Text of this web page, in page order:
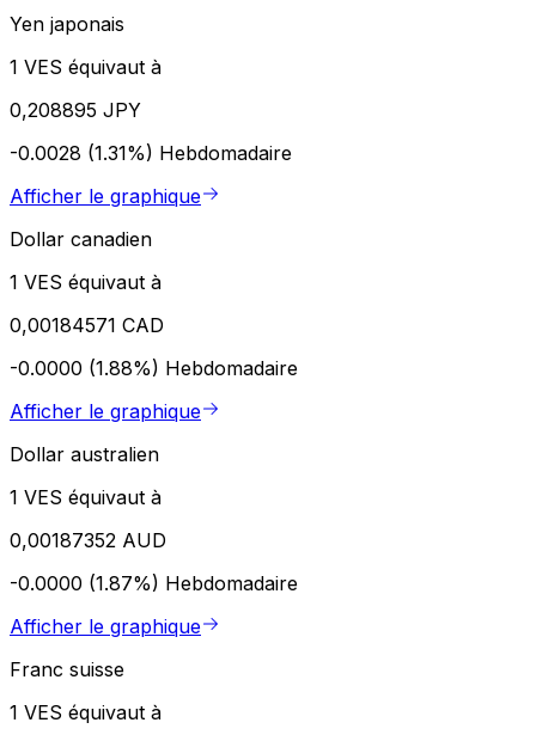
Yen japonais
1 VES équivaut à
0,208895 JPY
-0.0028 (1.31%) Hebdomadaire
Afficher le graphique
Dollar canadien
1 VES équivaut à
0,00184571 CAD
-0.0000 (1.88%) Hebdomadaire
Afficher le graphique
Dollar australien
1 VES équivaut à
0,00187352 AUD
-0.0000 (1.87%) Hebdomadaire
Afficher le graphique
Franc suisse
1 VES équivaut à